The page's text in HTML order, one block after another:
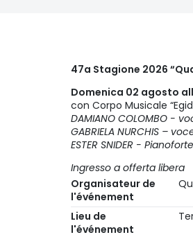
47a Stagione 2026
Domenica 02 agosto
con Corpo Musicale
DAMIANO COLOMBO -
GABRIELA NURCHIS –
ESTER SNIDER - Pianoforte
Ingresso a offerta libera
Organisateur de
l'événement
Lieu de
l'événement